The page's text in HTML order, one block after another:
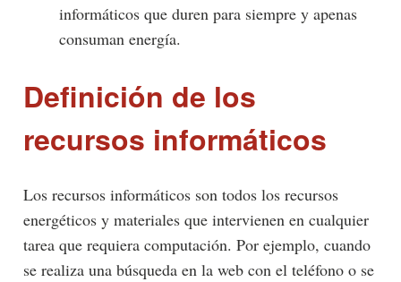
informáticos que duren para siempre y apenas
consuman energía.
Definición de los
recursos informáticos
Los recursos informáticos son todos los recursos
energéticos y materiales que intervienen en cualquier
tarea que requiera computación. Por ejemplo, cuando
se realiza una búsqueda en la web con el teléfono o se